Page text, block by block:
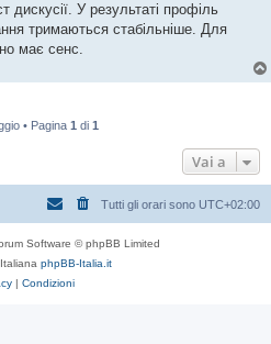
дискусії. У результаті профіль
тримаються стабільніше. Для
має сенс.
• Pagina 1 di 1
Vai a
Tutti gli orari sono UTC+02:00
Software © phpBB Limited
phpBB-Italia.it
| Condizioni